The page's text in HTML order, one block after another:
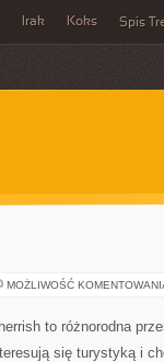
Irak Koks Spis
MOŻLIWOŚĆ
to różnorodna
się turystyką i